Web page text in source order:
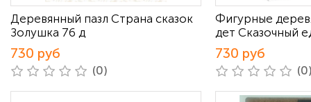
Деревянный пазл Страна сказок
Золушка 76 д
730 руб
(0)
Фигурные
дет Сказочный
730 руб